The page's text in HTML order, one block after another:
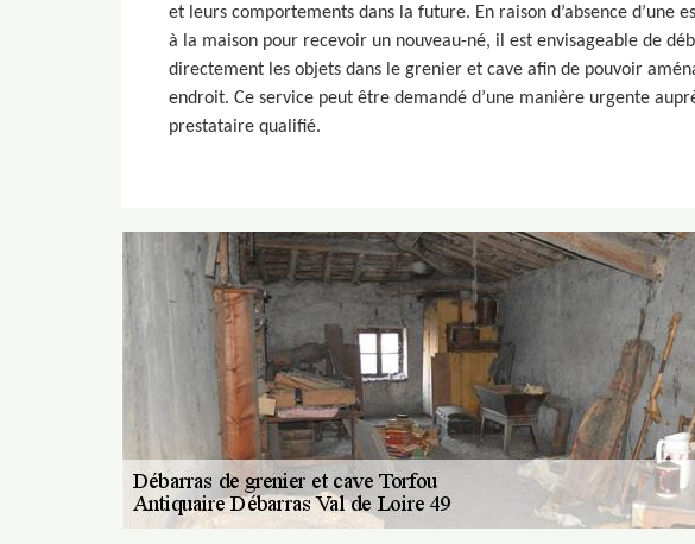
et leurs comportements dans la future. En raison d’absence d’une
à la maison pour recevoir un nouveau-né, il est envisageable de
directement les objets dans le grenier et cave afin de pouvoir
endroit. Ce service peut être demandé d’une manière urgente
prestataire qualifié.